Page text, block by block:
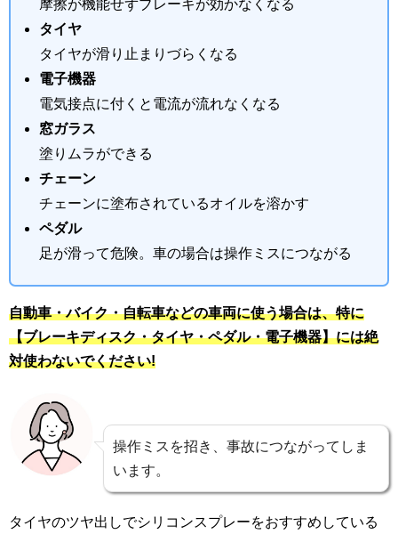
摩擦が機能せずブレーキが効かなくなる
タイヤ
タイヤが滑り止まりづらくなる
電子機器
電気接点に付くと電流が流れなくなる
窓ガラス
塗りムラができる
チェーン
チェーンに塗布されているオイルを溶かす
ペダル
足が滑って危険。車の場合は操作ミスにつながる
自動車・バイク・自転車などの車両に使う場合は、特に
【ブレーキディスク・タイヤ・ペダル・電子機器】には絶
対使わないでください!
操作ミスを招き、事故につながってしま
います。
タイヤのツヤ出しでシリコンスプレーをおすすめしている